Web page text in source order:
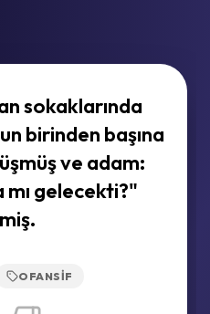
sokaklarında
birinden başına
ve adam:
mı gelecekti?"
OFANSIF